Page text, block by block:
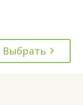
Выбрать